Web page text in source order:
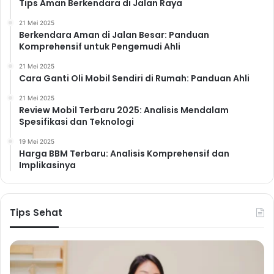
cukup membantu otak untuk memproses informasi dan
memulihkan diri, sehingga Anda akan merasa lebih
tenang dan fokus.
6. Berlatih Syukur
Menumbuhkan rasa syukur dapat meningkatkan
kebahagiaan dan mengurangi stres. Setiap hari,
syukuri dalam hidup. Anda dapat menuliskannya
dalam jurnal atau sekadar memikirkannya. Rasa
dalam hidup dan mengurangi fokus pada hal-hal
negatif.
7. Membatasi Konsumsi Berita
Negatif
Paparan berita negatif secara berlebihan dapat
Tips Aman Berkendara di Jalan Raya
21 Mei 2025
Berkendara Aman di Jalan Besar: Panduan
Komprehensif untuk Pengemudi Ahli
21 Mei 2025
Cara Ganti Oli Mobil Sendiri di Rumah: Panduan Ahli
21 Mei 2025
Review Mobil Terbaru 2025: Analisis Mendalam
Spesifikasi dan Teknologi
19 Mei 2025
Harga BBM Terbaru: Analisis Komprehensif dan
Implikasinya
Tips Sehat